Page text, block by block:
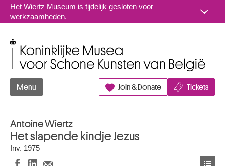
Naar inhoud
Het Wiertz Museum is tijdelijk gesloten voor
werkzaamheden.
Menu Join & Donate Tickets
Antoine Wiertz
Het slapende kindje Jezus
Inv. 1975